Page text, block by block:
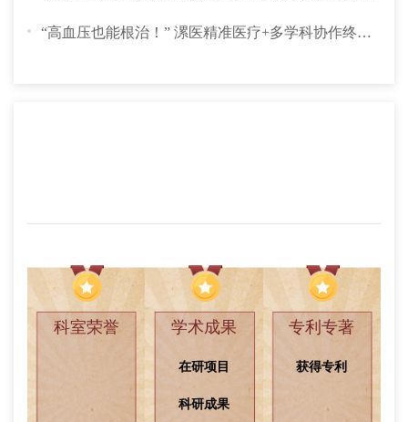
“高血压也能根治！” 漯医精准医疗+多学科协作终结十...
科室荣誉 学术成果
在研项目
科研成果
专利专著
获得专利